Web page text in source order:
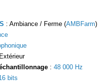
: Ambiance / Ferme (AMBFarm)
: 48 000 Hz
bits